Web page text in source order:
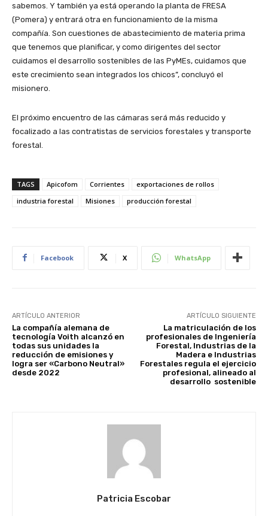
sabemos. Y también ya está operando la planta de FRESA
(Pomera) y entrará otra en funcionamiento de la misma
compañía. Son cuestiones de abastecimiento de materia prima
que tenemos que planificar, y como dirigentes del sector
cuidamos el desarrollo sostenibles de las PyMEs, cuidamos que
este crecimiento sean integrados los chicos”, concluyó el
misionero.
El próximo encuentro de las cámaras será más reducido y
focalizado a las contratistas de servicios forestales y transporte
forestal.
TAGS Apicofom Corrientes
exportaciones de rollos
industria forestal
Misiones producción forestal
Facebook X WhatsApp
ARTÍCULO ANTERIOR
La compañía alemana de
tecnología Voith alcanzó en
todas sus unidades la
reducción de emisiones y
logra ser «Carbono Neutral»
desde 2022
ARTÍCULO SIGUIENTE
La matriculación de los
profesionales de Ingeniería
Forestal, Industrias de la
Madera e Industrias
Forestales regula el ejercicio
profesional, alineado al
desarrollo sostenible
Patricia Escobar